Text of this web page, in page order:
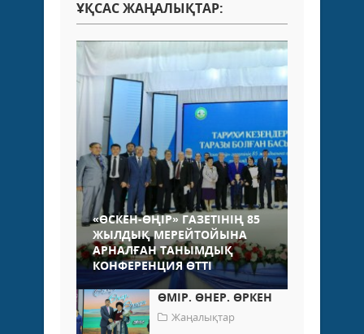
ҰҚСАС ЖАҢАЛЫҚТАР:
«ӨСКЕН-ӨҢІР» ГАЗЕТІНІҢ 85
ЖЫЛДЫҚ МЕРЕЙТОЙЫНА
АРНАЛҒАН ТАНЫМДЫҚ
КОНФЕРЕНЦИЯ ӨТТІ
ӨМІР. ӨНЕР. ӨРКЕН
Жаңалықтар